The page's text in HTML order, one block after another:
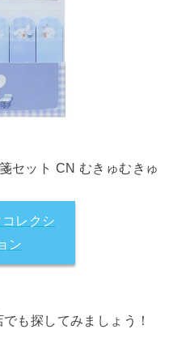
セット CN むきゅむきゅ
レクシ
ョン
も探してみましょう！